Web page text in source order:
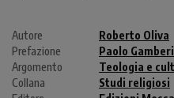
Autore
Roberto Oliva
Prefazione
Paolo
Argomento
Teologia e
Collana
Studi religiosi